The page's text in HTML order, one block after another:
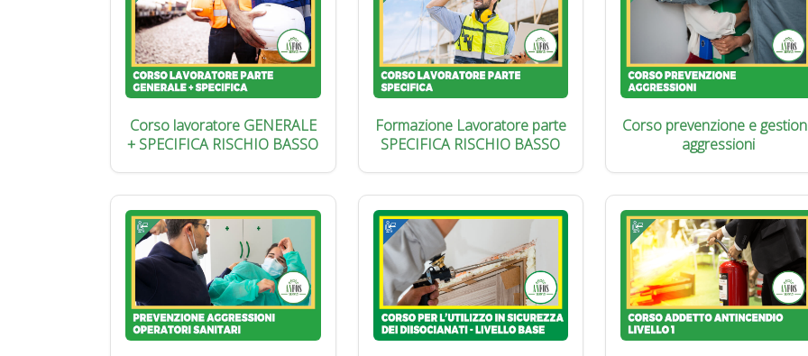
Corso lavoratore GENERALE
+ SPECIFICA RISCHIO BASSO
Formazione Lavoratore parte
SPECIFICA RISCHIO BASSO
Corso prevenzione e
aggressioni